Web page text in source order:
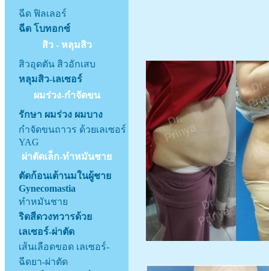
ฉีด ฟิลเลอร์
ฉีด โบทอกซ์
สิว - หลุมสิว
สิวอุดตัน สิวอักเสบ
หลุมสิว-เลเซอร์
ผมร่วง-กำจัดขน
รักษา ผมร่วง ผมบาง
กำจัดขนถาวร ด้วยเลเซอร์
YAG
ผ่าตัดเล็ก-ทำหมันชาย
ตัดก้อนเต้านมในผู้ชาย
Gynecomastia
ทำหมันชาย
ริดสีดวงทวารด้วย
เลเซอร์-ผ่าตัด
เส้นเลือดขอด เลเซอร์-
ฉีดยา-ผ่าตัด